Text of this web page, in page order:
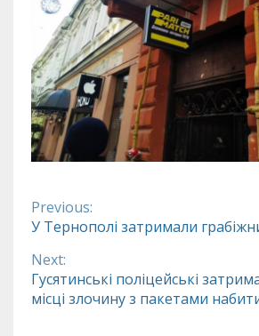
Continue
Reading
Previous:
У Тернополі затримали
Next:
Гусятинські поліцейські
місці злочину з пакетами